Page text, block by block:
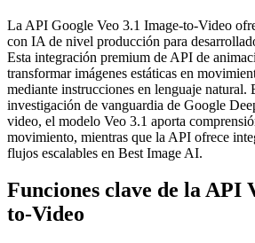
La API Google Veo 3.1 Image-to-Video
con IA de nivel producción para
Esta integración premium de API de
transformar imágenes estáticas en
mediante instrucciones en lenguaje natural.
investigación de vanguardia de Google
video, el modelo Veo 3.1 aporta
movimiento, mientras que la API ofrece
flujos escalables en Best Image AI.
Funciones clave de la API
to-Video